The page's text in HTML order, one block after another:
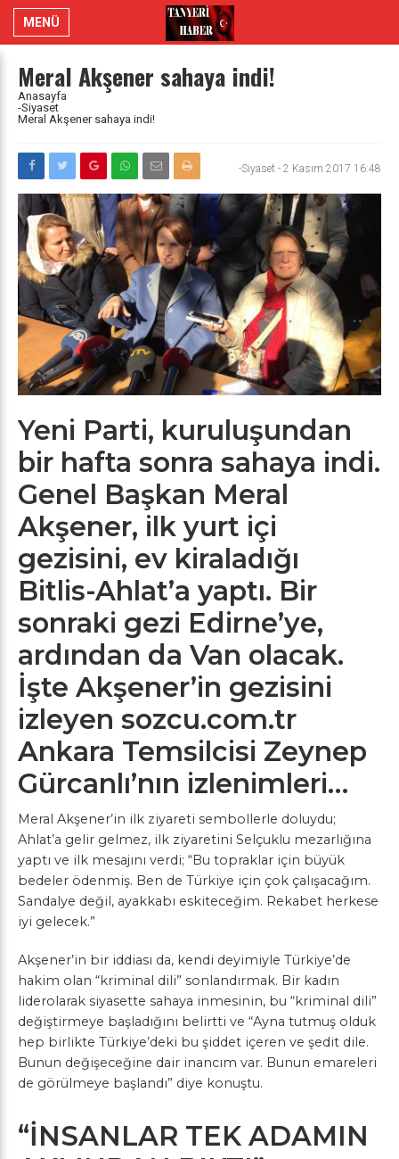
MENÜ
Meral Akşener sahaya indi!
Anasayfa
-Siyaset
Meral Akşener sahaya indi!
-Siyaset - 2 Kasım 2017 16:48
Yeni Parti, kuruluşundan
bir hafta sonra sahaya indi.
Genel Başkan Meral
Akşener, ilk yurt içi
gezisini, ev kiraladığı
Bitlis-Ahlat’a yaptı. Bir
sonraki gezi Edirne’ye,
ardından da Van olacak.
İşte Akşener’in gezisini
izleyen sozcu.com.tr
Ankara Temsilcisi Zeynep
Gürcanlı’nın izlenimleri…
Meral Akşener’in ilk ziyareti sembollerle doluydu;
Ahlat’a gelir gelmez, ilk ziyaretini Selçuklu mezarlığına
yaptı ve ilk mesajını verdi; “Bu topraklar için büyük
bedeler ödenmiş. Ben de Türkiye için çok çalışacağım.
Sandalye değil, ayakkabı eskiteceğim. Rekabet herkese
iyi gelecek.”
Akşener’in bir iddiası da, kendi deyimiyle Türkiye’de
hakim olan “kriminal dili” sonlandırmak. Bir kadın
liderolarak siyasette sahaya inmesinin, bu “kriminal dili”
değiştirmeye başladığını belirtti ve “Ayna tutmuş olduk
hep birlikte Türkiye’deki bu şiddet içeren ve şedit dile.
Bunun değişeceğine dair inancım var. Bunun emareleri
de görülmeye başlandı” diye konuştu.
“İNSANLAR TEK ADAMIN